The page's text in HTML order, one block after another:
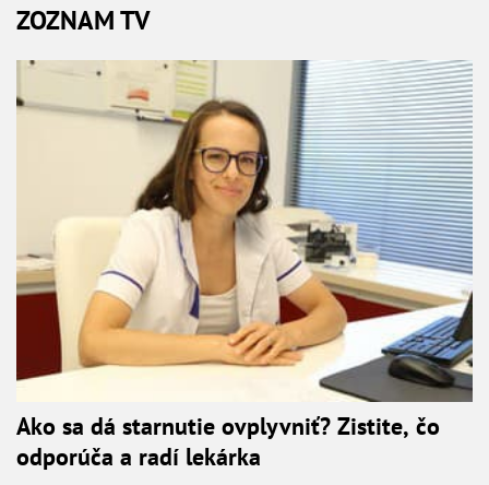
ZOZNAM TV
Ako sa dá starnutie ovplyvniť? Zistite, čo
odporúča a radí lekárka